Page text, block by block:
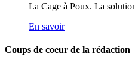
La Cage à Poux. La
En savoir
Coups de coeur de la rédaction